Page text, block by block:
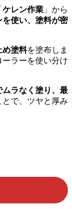
ケレン作業 」から
を使い、塗料が密
め塗料を塗布しま
ラーを使い分け
ムラなく塗り、最
で、ツヤと厚み